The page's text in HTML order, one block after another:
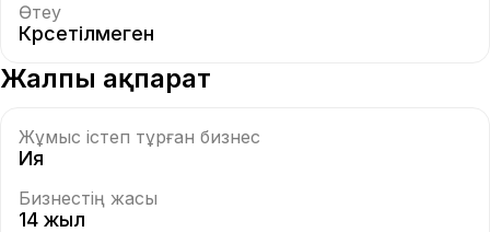
Өтеу
Көрсетілмеген
Жалпы ақпарат
Жұмыс істеп тұрған бизнес
Ия
Бизнестің жасы
14 жыл